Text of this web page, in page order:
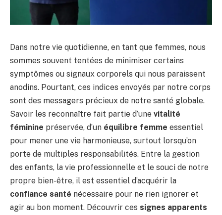
Dans notre vie quotidienne, en tant que femmes, nous
sommes souvent tentées de minimiser certains
symptômes ou signaux corporels qui nous paraissent
anodins. Pourtant, ces indices envoyés par notre corps
sont des messagers précieux de notre santé globale.
Savoir les reconnaître fait partie d’une vitalité
féminine préservée, d’un équilibre femme essentiel
pour mener une vie harmonieuse, surtout lorsqu’on
porte de multiples responsabilités. Entre la gestion
des enfants, la vie professionnelle et le souci de notre
propre bien-être, il est essentiel d’acquérir la
confiance santé nécessaire pour ne rien ignorer et
agir au bon moment. Découvrir ces signes apparents